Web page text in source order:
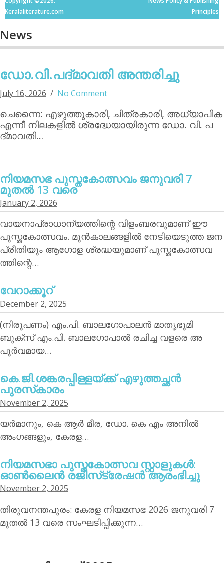
Keralaliterature.com
Principles
News
ഡോ.വി.പദ്മാവതി അന്തരിച്ചു
July 16, 2026 No Comment
ചെന്നൈ: എഴുത്തുകാരി, ചിത്രകാരി, അധ്യാപിക
എന്നീ നിലകളില്‍ ശ്രദ്ധേയായിരുന്ന ഡോ. വി. പ
ദ്മാവതി…
നിയമസഭ പുസ്തകോത്സവം ജനുവരി 7
മുതല്‍ 13 വരെ
January 2, 2026
വായനാപ്രാധാന്യത്തിന്റെ വിളംബരവുമാണ് ഈ
പുസ്തകോത്സവം. മുന്‍കാലങ്ങളില്‍ നേടിയെടുത്ത ജന
പ്രീതിയും ആഗോള ശ്രദ്ധയുമാണ് പുസ്തകോത്സവ
ത്തിന്റെ…
വേറാക്കൂറ്
December 2, 2025
(നിരൂപണം) എം.പി. ബാലഗോപാലന്‍ മാതൃഭൂമി
ബുക്‌സ് എം.പി. ബാലഗോപാല്‍ രചിച്ച വളരെ അ
പൂര്‍വമായ…
കെ.ജി.ശങ്കരപ്പിള്ളയ്ക്ക് എഴുത്തച്ഛന്‍
പുരസ്‌കാരം
November 2, 2025
യര്‍മാനും, കെ ആര്‍ മീര, ഡോ. കെ എം അനില്‍
അംഗങ്ങളും, കേരള…
നിയമസഭാ പുസ്തകോത്സവ സ്റ്റാളുകള്‍:
ഓണ്‍ലൈന്‍ രജിസ്‌ട്രേഷന്‍ ആരംഭിച്ചു
November 2, 2025
തിരുവനന്തപുരം: കേരള നിയമസഭ 2026 ജനുവരി 7
മുതല്‍ 13 വരെ സംഘടിപ്പിക്കുന്ന…